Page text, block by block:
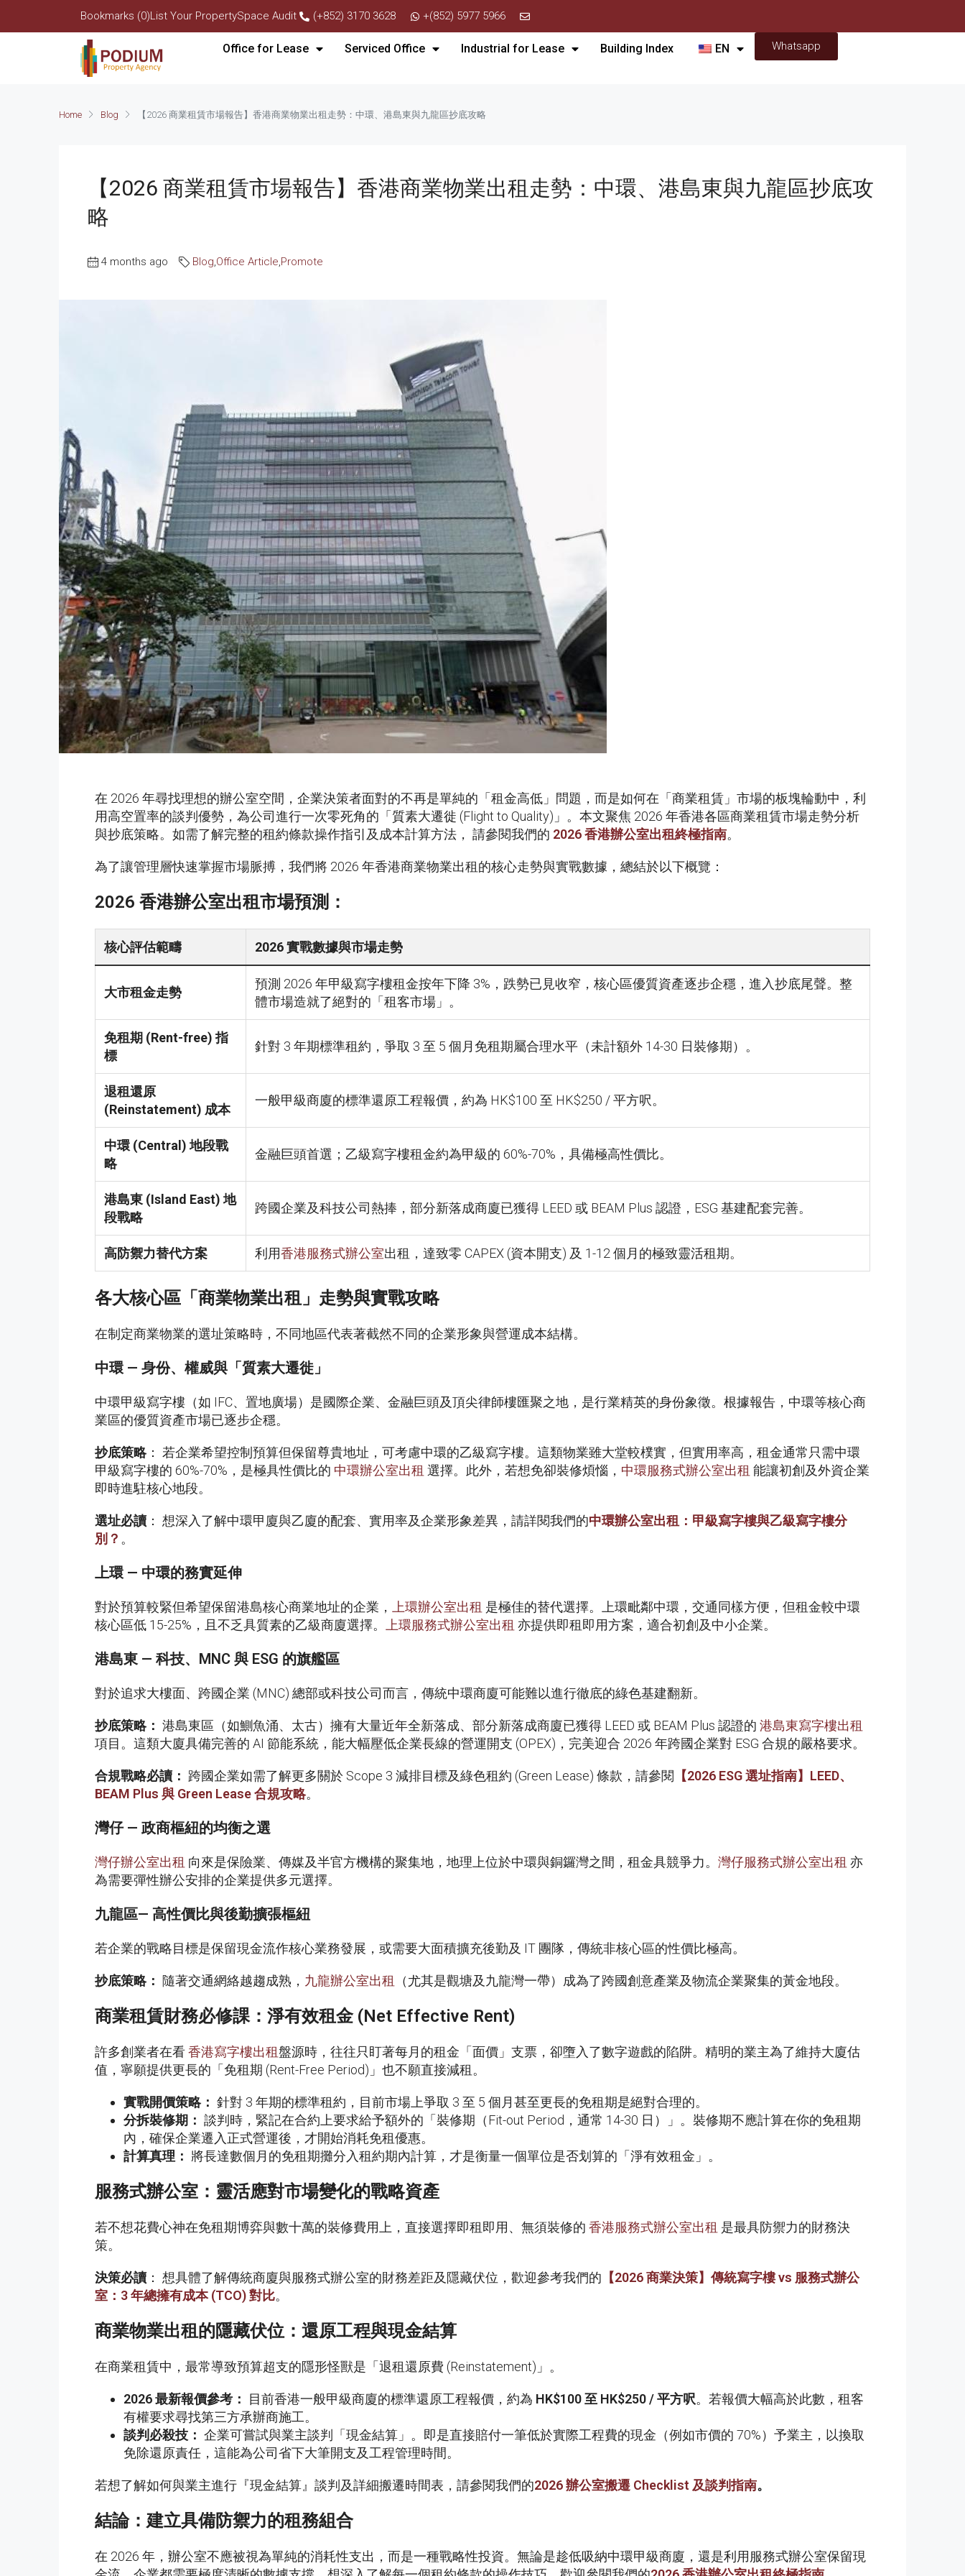
Bookmarks (0)List Your PropertySpace Audit (+852) 3170 3628 +(852) 5977 5966
Office for Lease Serviced Office Industrial for Lease Building Index EN Whatsapp
Home Blog 【2026 商業租賃市場報告】香港商業物業出租走勢：中環、港島東與九龍區抄底攻略
【2026 商業租賃市場報告】香港商業物業出租走勢：中環、港島東與九龍區抄底攻
略
4 months ago Blog,Office Article,Promote
在 2026 年尋找理想的辦公室空間，企業決策者面對的不再是單純的「租金高低」問題，而是如何在「商業租賃」市場的板塊輪動中，利
用高空置率的談判優勢，為公司進行一次零死角的「質素大遷徙 (Flight to Quality)」。本文聚焦 2026 年香港各區商業租賃市場走勢分析
與抄底策略。如需了解完整的租約條款操作指引及成本計算方法， 請參閱我們的 2026香港辦公室出租終極指南。
為了讓管理層快速掌握市場脈搏，我們將 2026 年香港商業物業出租的核心走勢與實戰數據，總結於以下概覽：
2026 香港辦公室出租市場預測：
核心評估範疇 2026 實戰數據與市場走勢
大市租金走勢
預測 2026 年甲級寫字樓租金按年下降 3%，跌勢已見收窄，核心區優質資產逐步企穩，進入抄底尾聲。整
體市場造就了絕對的「租客市場」。
免租期 (Rent-free) 指
標
針對 3 年期標準租約，爭取 3 至 5 個月免租期屬合理水平（未計額外 14-30 日裝修期）。
退租還原
(Reinstatement) 成本
一般甲級商廈的標準還原工程報價，約為 HK$100 至 HK$250 / 平方呎。
中環 (Central) 地段戰
略
金融巨頭首選；乙級寫字樓租金約為甲級的 60%-70%，具備極高性價比。
港島東 (Island East) 地
段戰略
跨國企業及科技公司熱捧，部分新落成商廈已獲得 LEED 或 BEAM Plus 認證，ESG 基建配套完善。
高防禦力替代方案 利用香港服務式辦公室出租，達致零 CAPEX (資本開支) 及 1-12 個月的極致靈活租期。
各大核心區「商業物業出租」走勢與實戰攻略
在制定商業物業的選址策略時，不同地區代表著截然不同的企業形象與營運成本結構。
中環 — 身份、權威與「質素大遷徙」
中環甲級寫字樓（如 IFC、置地廣場）是國際企業、金融巨頭及頂尖律師樓匯聚之地，是行業精英的身份象徵。根據報告，中環等核心商
業區的優質資產市場已逐步企穩。
抄底策略 ： 若企業希望控制預算但保留尊貴地址，可考慮中環的乙級寫字樓。這類物業雖大堂較樸實，但實用率高，租金通常只需中環
甲級寫字樓的 60%-70%，是極具性價比的 中環辦公室出租 選擇。此外，若想免卻裝修煩惱， 中環服務式辦公室出租 能讓初創及外資企業
即時進駐核心地段。
選址必讀： 想深入了解中環甲廈與乙廈的配套、實用率及企業形象差異，請詳閱我們的中環辦公室出租：甲級寫字樓與乙級寫字樓分
別？ 。
上環 — 中環的務實延伸
對於預算較緊但希望保留港島核心商業地址的企業， 上環辦公室出租 是極佳的替代選擇。上環毗鄰中環，交通同樣方便，但租金較中環
核心區低 15-25%，且不乏具質素的乙級商廈選擇。
上環服務式辦公室出租 亦提供即租即用方案，適合初創及中小企業。
港島東— 科技、 MNC 與 ESG 的旗艦區
對於追求大樓面、跨國企業 (MNC) 總部或科技公司而言，傳統中環商廈可能難以進行徹底的綠色基建翻新。
抄底策略： 港島東區（如鰂魚涌、太古）擁有大量近年全新落成、部分新落成商廈已獲得 LEED 或 BEAM Plus 認證的 港島東寫字樓出租
項目。這類大廈具備完善的 AI 節能系統，能大幅壓低企業長線的營運開支 (OPEX)，完美迎合 2026 年跨國企業對 ESG 合規的嚴格要求。
合規戰略必讀： 跨國企業如需了解更多關於 Scope 3 減排目標及綠色租約 (Green Lease) 條款，請參閱 【2026 ESG選址指南】 LEED、
BEAM Plus 與 Green Lease合規攻略。
灣仔— 政商樞紐的均衡之選
灣仔辦公室出租 向來是保險業、傳媒及半官方機構的聚集地，地理上位於中環與銅鑼灣之間，租金具競爭力。 灣仔服務式辦公室出租 亦
為需要彈性辦公安排的企業提供多元選擇。
九龍區— 高性價比與後勤擴張樞紐
若企業的戰略目標是保留現金流作核心業務發展，或需要大面積擴充後勤及 IT 團隊，傳統非核心區的性價比極高。
抄底策略： 隨著交通網絡越趨成熟， 九龍辦公室出租 （尤其是觀塘及九龍灣一帶）成為了跨國創意產業及物流企業聚集的黃金地段。
商業租賃財務必修課：淨有效租金 (Net Effective Rent)
許多創業者在看香港寫字樓出租盤源時，往往只盯著每月的租金「面價」支票，卻墮入了數字遊戲的陷阱。精明的業主為了維持大廈估
值，寧願提供更長的「免租期 (Rent-Free Period)」也不願直接減租。
實戰開價策略： 針對 3 年期的標準租約，目前市場上爭取 3 至 5 個月甚至更長的免租期是絕對合理的。
分拆裝修期： 談判時，緊記在合約上要求給予額外的「裝修期（Fit-out Period，通常 14-30 日）」。裝修期不應計算在你的免租期
內，確保企業遷入正式營運後，才開始消耗免租優惠。
計算真理： 將長達數個月的免租期攤分入租約期內計算，才是衡量一個單位是否划算的「淨有效租金」。
服務式辦公室：靈活應對市場變化的戰略資產
若不想花費心神在免租期博弈與數十萬的裝修費用上，直接選擇即租即用、無須裝修的 香港服務式辦公室出租 是最具防禦力的財務決
策。
決策必讀： 想具體了解傳統商廈與服務式辦公室的財務差距及隱藏伏位，歡迎參考我們的 【2026商業決策】傳統寫字樓vs 服務式辦公
室： 3年總擁有成本(TCO)對比。
商業物業出租的隱藏伏位：還原工程與現金結算
在商業租賃中，最常導致預算超支的隱形怪獸是「退租還原費 (Reinstatement)」。
2026最新報價參考： 目前香港一般甲級商廈的標準還原工程報價，約為 HK$100至 HK$250 /平方呎。若報價大幅高於此數，租客
有權要求尋找第三方承辦商施工。
談判必殺技： 企業可嘗試與業主談判「現金結算」。即是直接賠付一筆低於實際工程費的現金（例如市價的 70%）予業主，以換取
免除還原責任，這能為公司省下大筆開支及工程管理時間。
若想了解如何與業主進行『現金結算』談判及詳細搬遷時間表，請參閱我們的2026辦公室搬遷 Checklist 及談判指南。
結論：建立具備防禦力的租務組合
在 2026 年，辦公室不應被視為單純的消耗性支出，而是一種戰略性投資。無論是趁低吸納中環甲級商廈，還是利用服務式辦公室保留現